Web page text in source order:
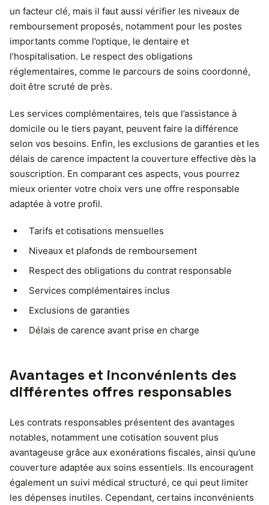
un facteur clé, mais il faut aussi vérifier les niveaux de
remboursement proposés, notamment pour les postes
importants comme l’optique, le dentaire et
l’hospitalisation. Le respect des obligations
réglementaires, comme le parcours de soins coordonné,
doit être scruté de près.
Les services complémentaires, tels que l’assistance à
domicile ou le tiers payant, peuvent faire la différence
selon vos besoins. Enfin, les exclusions de garanties et les
délais de carence impactent la couverture effective dès la
souscription. En comparant ces aspects, vous pourrez
mieux orienter votre choix vers une offre responsable
adaptée à votre profil.
Tarifs et cotisations mensuelles
Niveaux et plafonds de remboursement
Respect des obligations du contrat responsable
Services complémentaires inclus
Exclusions de garanties
Délais de carence avant prise en charge
Avantages et inconvénients des
différentes offres responsables
Les contrats responsables présentent des avantages
notables, notamment une cotisation souvent plus
avantageuse grâce aux exonérations fiscales, ainsi qu’une
couverture adaptée aux soins essentiels. Ils encouragent
également un suivi médical structuré, ce qui peut limiter
les dépenses inutiles. Cependant, certains inconvénients